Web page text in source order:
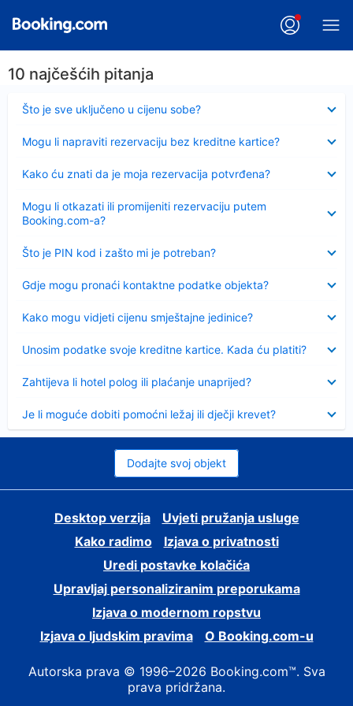
10 najčešćih pitanja
Što je sve uključeno u cijenu sobe?
Sažeto
Mogu li napraviti rezervaciju bez kreditne kartice?
Kako ću znati da je moja rezervacija potvrđena?
Mogu li otkazati ili promijeniti rezervaciju putem
Booking.com-a?
Što je PIN kod i zašto mi je potreban?
Sažeto
Gdje mogu pronaći kontaktne podatke objekta?
Kako mogu vidjeti cijenu smještajne jedinice?
Unosim podatke svoje kreditne kartice. Kada ću platiti?
Zahtijeva li hotel polog ili plaćanje unaprijed?
Je li moguće dobiti pomoćni ležaj ili dječji krevet?
Dodajte svoj objekt
Desktop verzija
Uvjeti pružanja usluge
Kako radimo
Izjava o privatnosti
Uredi postavke kolačića
Upravljaj personaliziranim preporukama
Izjava o modernom ropstvu
Izjava o ljudskim pravima
O Booking.com-u
Autorska prava © 1996–2026 Booking.com™. Sva
prava pridržana.